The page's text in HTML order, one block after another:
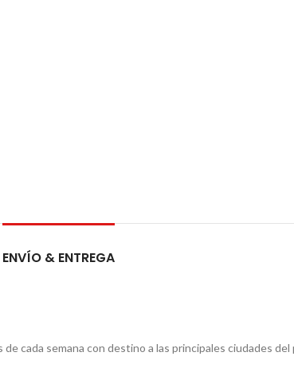
ENVÍO & ENTREGA
semana con destino a las principales ciudades del